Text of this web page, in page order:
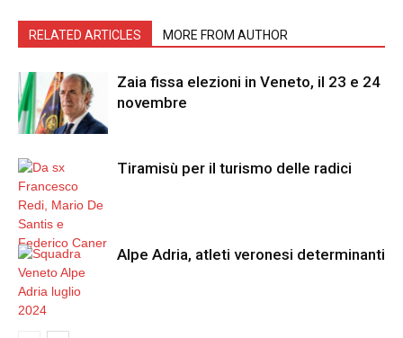
RELATED ARTICLES MORE FROM AUTHOR
Zaia fissa elezioni in Veneto, il 23 e 24
novembre
Tiramisù per il turismo delle radici
Alpe Adria, atleti veronesi determinanti